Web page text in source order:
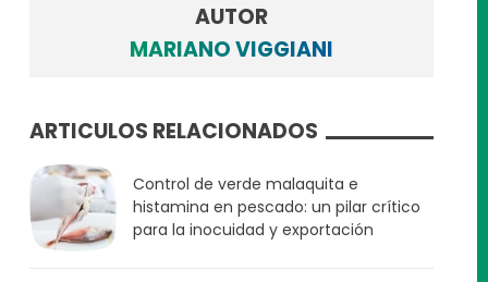
AUTOR
MARIANO VIGGIANI
ARTICULOS RELACIONADOS
Control de verde malaquita e
histamina en pescado: un pilar crítico
para la inocuidad y exportación